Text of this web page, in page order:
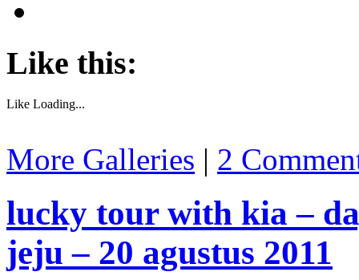
Like this:
Like Loading...
More Galleries | 2
lucky tour with kia –
jeju – 20 agustus 2011